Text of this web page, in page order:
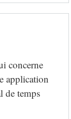
concerne
application
de temps